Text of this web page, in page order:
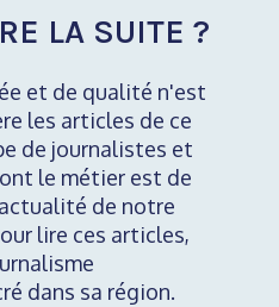
LA SUITE ?
et de qualité n'est
les articles de ce
de journalistes et
le métier est de
de notre
lire ces articles,
dans sa région.